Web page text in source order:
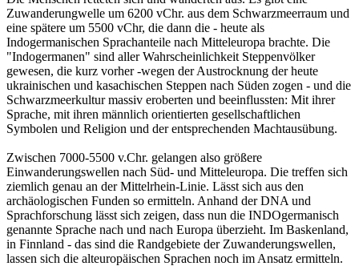
Zuwanderungwelle um 6200 vChr. aus dem Schwarzmeerraum und
eine spätere um 5500 vChr, die dann die - heute als
Indogermanischen Sprachanteile nach Mitteleuropa brachte. Die
"Indogermanen" sind aller Wahrscheinlichkeit Steppenvölker
gewesen, die kurz vorher -wegen der Austrocknung der heute
ukrainischen und kasachischen Steppen nach Süden zogen - und die
Schwarzmeerkultur massiv eroberten und beeinflussten: Mit ihrer
Sprache, mit ihren männlich orientierten gesellschaftlichen
Symbolen und Religion und der entsprechenden Machtausübung.
Zwischen 7000-5500 v.Chr. gelangen also größere
Einwanderungswellen nach Süd- und Mitteleuropa. Die treffen sich
ziemlich genau an der Mittelrhein-Linie. Lässt sich aus den
archäologischen Funden so ermitteln. Anhand der DNA und
Sprachforschung lässt sich zeigen, dass nun die INDOgermanisch
genannte Sprache nach und nach Europa überzieht. Im Baskenland,
in Finnland - das sind die Randgebiete der Zuwanderungswellen,
lassen sich die alteuropäischen Sprachen noch im Ansatz ermitteln.